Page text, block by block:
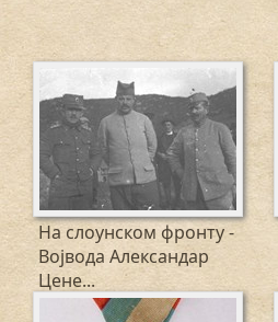
На слоунском фронту -
Војвода Александар
Цене...
1918